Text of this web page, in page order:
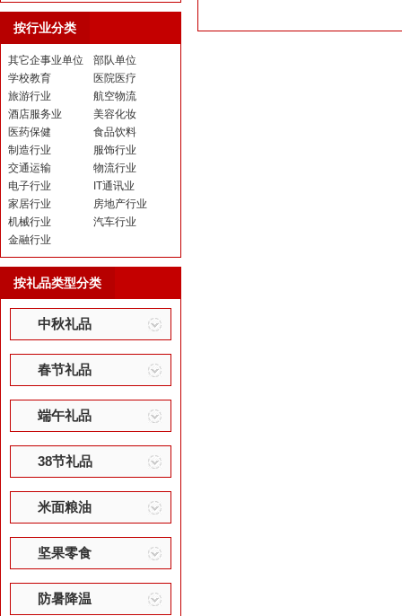
按行业分类
其它企事业单位
部队单位
学校教育
医院医疗
旅游行业
航空物流
酒店服务业
美容化妆
医药保健
食品饮料
制造行业
服饰行业
交通运输
物流行业
电子行业
IT通讯业
家居行业
房地产行业
机械行业
汽车行业
金融行业
按礼品类型分类
中秋礼品
春节礼品
端午礼品
38节礼品
米面粮油
坚果零食
防暑降温